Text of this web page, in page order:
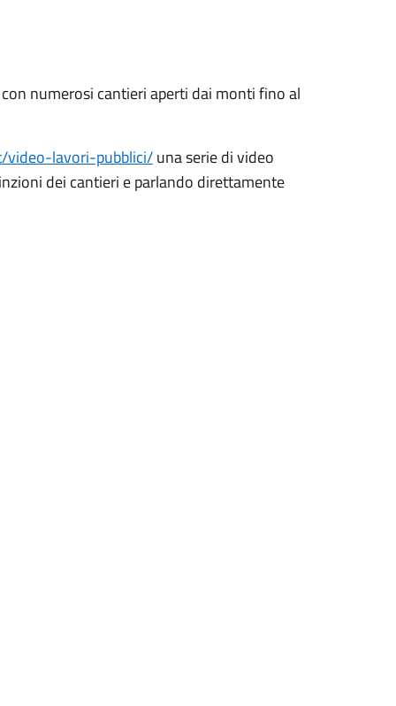
numerosi cantieri aperti dai monti fino al
video-lavori-pubblici/una serie di video
dei cantieri e parlando direttamente